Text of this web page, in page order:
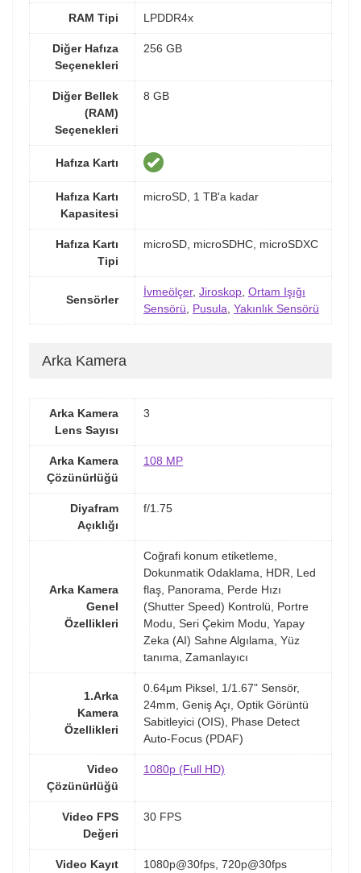
RAM Tipi LPDDR4x
Diğer Hafıza
Seçenekleri
256 GB
Diğer Bellek
(RAM)
Seçenekleri
8 GB
Hafıza Kartı
Hafıza Kartı
Kapasitesi
microSD, 1 TB'a kadar
Hafıza Kartı
Tipi
microSD, microSDHC, microSDXC
Sensörler
İvmeölçer, Jiroskop Ortam Işığı
Sensörü
Pusula Yakınlık Sensörü
Arka Kamera
Arka Kamera
Lens Sayısı
3
Arka Kamera
Çözünürlüğü
108 MP
Diyafram
Açıklığı
f/1.75
Arka Kamera
Genel
Özellikleri
Coğrafi konum etiketleme,
Dokunmatik Odaklama, HDR, Led
flaş, Panorama, Perde Hızı
(Shutter Speed) Kontrolü, Portre
Modu, Seri Çekim Modu, Yapay
Zeka (AI) Sahne Algılama, Yüz
tanıma, Zamanlayıcı
1.Arka
Kamera
Özellikleri
0.64µm Piksel, 1/1.67" Sensör,
24mm, Geniş Açı, Optik Görüntü
Sabitleyici (OIS), Phase Detect
Auto-Focus (PDAF)
Video
Çözünürlüğü
1080p (Full HD)
Video FPS
Değeri
30 FPS
Video Kayıt
1080p@30fps, 720p@30fps